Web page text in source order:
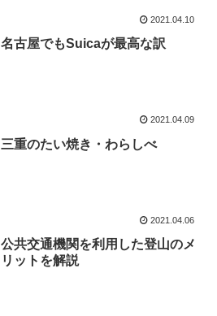
2021.04.10
名古屋でもSuicaが最高な訳
2021.04.09
三重のたい焼き・わらしべ
2021.04.06
公共交通機関を利用した登山のメ
リットを解説